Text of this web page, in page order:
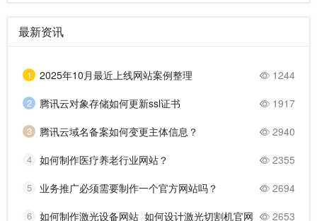
最新资讯
1 1244
2025年10月最近上线网站案例整理
2 1917
腾讯云对象存储如何更新ssl证书
3 2940
腾讯云域名备案如何变更主体信息？
4 2355
如何制作医疗养老行业网站？
5 2694
业务推广必须需要制作一个官方网站吗？
6 2653
如何制作激光设备网站_如何设计激光切割机官网